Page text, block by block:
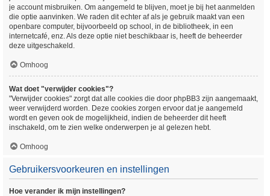
je account misbruiken. Om aangemeld te blijven, moet je bij het aanmelden
die optie aanvinken. We raden dit echter af als je gebruik maakt van een
openbare computer, bijvoorbeeld op school, in de bibliotheek, in een
internetcafé, enz. Als deze optie niet beschikbaar is, heeft de beheerder
deze uitgeschakeld.
Omhoog
Wat doet "verwijder cookies"?
"Verwijder cookies" zorgt dat alle cookies die door phpBB3 zijn aangemaakt,
weer verwijderd worden. Deze cookies zorgen ervoor dat je aangemeld
wordt en geven ook de mogelijkheid, indien de beheerder dit heeft
inschakeld, om te zien welke onderwerpen je al gelezen hebt.
Omhoog
Gebruikersvoorkeuren en instellingen
Hoe verander ik mijn instellingen?